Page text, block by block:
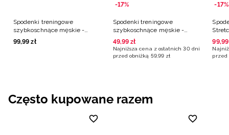
Spodenki treningowe
szybkoschnące męskie -
szare
99,99 zł
-17%
Spodenki treningowe
szybkoschnące męskie -
szare
49,99 zł
Najniższa cena z ostatnich 30 dni
przed obniżką 59,99 zł
-17%
99,99
przed
Często kupowane razem